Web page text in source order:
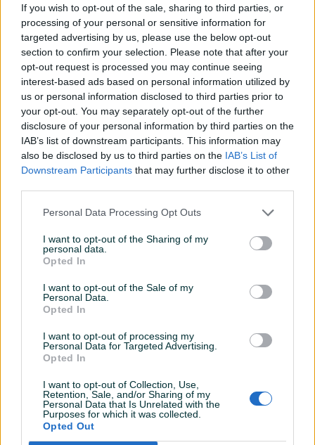
If you wish to opt-out of the sale, sharing to third parties, or
processing of your personal or sensitive information for
targeted advertising by us, please use the below opt-out
section to confirm your selection. Please note that after your
opt-out request is processed you may continue seeing
interest-based ads based on personal information utilized by
us or personal information disclosed to third parties prior to
your opt-out. You may separately opt-out of the further
disclosure of your personal information by third parties on the
IAB’s list of downstream participants. This information may
also be disclosed by us to third parties on the IAB’s List of
Downstream Participants that may further disclose it to other
Personal Data Processing Opt Outs
I want to opt-out of the Sharing of my
personal data.
Opted In
I want to opt-out of the Sale of my
Personal Data.
Opted In
I want to opt-out of processing my
Personal Data for Targeted Advertising.
Opted In
I want to opt-out of Collection, Use,
Retention, Sale, and/or Sharing of my
Personal Data that Is Unrelated with the
Purposes for which it was collected.
Opted Out
zaključivanja kupoprodaje. Snimanje i učitavanje
originalnih i kvalitetnih fotografija Vaš oglas
učinit će autentičnim i izdvojiti ga od ostalih
oglasa na PIK.ba.
Način plaćanja i dostava
Koji način dostave je najsigurniji?
PIK.ba preporučuje PIK integrisanu dostavu kao
dostavu, uveli smo zaštitu povrata pošiljke, na
način da PIK.ba snosi troškove povrata u slučaju
da kupac odbije prijem pošiljke. Dostupan način
preuzimanja željenog proizvoda jeste i lično
preuzimanje, koje Vam ostavlja mogućnost
provjere proizvoda i utvrđivanje generalnog
Plaćanje kroz PIK sistem integrisane
drugi vid plaćanja trenutno nije omogućen!
Ni u kom slučaju ne unosite lične podatka
poput e-mail adrese ili broja bankovne
kartice (CVC/CVV broj)– za prijem uplate od